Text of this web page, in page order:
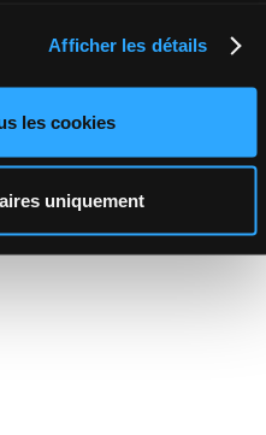
Afficher les détails
les cookies
uniquement